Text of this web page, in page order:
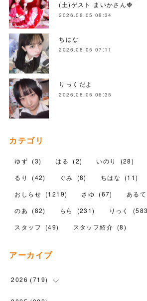
(土)ゲスト まいかさん🍓
2026.08.05 08:34
ちはな
2026.08.05 07:11
りっくだよ
2026.08.05 06:35
カテゴリ
ゆず (3) はる (2) いのり (28)
るり
(42) ぐみ (8) ちはな (11)
おしらせ (1219) さゆ (67) あるて
のあ
(82) らら (231) りっく (
スタッフ
(49) スタッフ紹介 (8)
アーカイブ
2026 (719)